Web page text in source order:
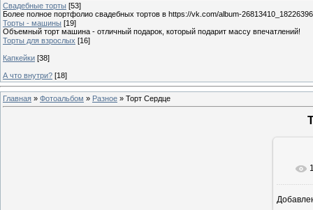
Свадебные торты [53]
Более полное портфолио свадебных тортов в https://vk.com/album-
Торты - машины [19]
Объемный торт машина - отличный подарок, который подарит массу впечатлений!
Торты для взрослых [16]
Капкейки [38]
А что внутри? [18]
Главная » Фотоальбом » Разное » Торт Сердце